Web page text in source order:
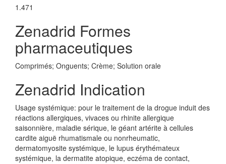
1.471
Zenadrid Formes
pharmaceutiques
Comprimés; Onguents; Crème; Solution orale
Zenadrid Indication
Usage systémique: pour le traitement de la drogue induit des
réactions allergiques, vivaces ou rhinite allergique
saisonnière, maladie sérique, le géant artérite à cellules
cardite aiguë rhumatismale ou nonrheumatic,
dermatomyosite systémique, le lupus érythémateux
systémique, la dermatite atopique, eczéma de contact,